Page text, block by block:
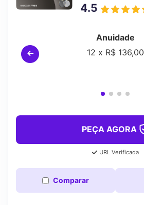
4.5
Anuidade
12 x R$ 136,00
PEÇA AGORA
URL Verificada
Comparar